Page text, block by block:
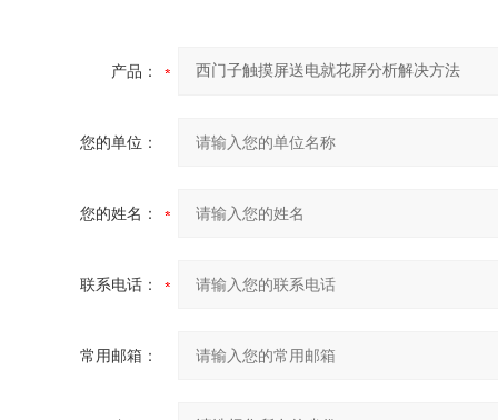
产品：
您的单位：
您的姓名：
联系电话：
常用邮箱：